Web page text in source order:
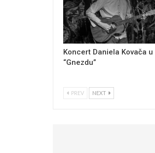
Koncert Daniela Kovača u
“Gnezdu”
PREV NEXT